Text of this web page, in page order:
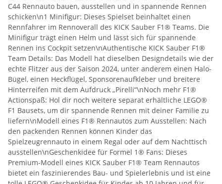
C44 Rennauto bauen, ausstellen und in spannende Rennen
schicken\n1 Minifigur: Dieses Spielset beinhaltet einen
Rennfahrer im Rennoverall des KICK Sauber F1® Teams. Die
Minifigur trägt einen Helm und lässt sich für spannende
Rennen ins Cockpit setzen\nAuthentische KICK Sauber F1®
Team Details: Das Modell hat dieselben Designdetails wie der
echte Flitzer aus der Saison 2024, unter anderem einen Halo-
Bügel, einen Heckflügel, Sponsorenaufkleber und breitere
Hinterreifen mit dem Aufdruck „Pirelli“\nNoch mehr F1®
Actionspaß: Hol dir noch weitere separat erhältliche LEGO®
F1 Bausets, um dir spannende Rennen mit deiner Familie zu
liefern\nModell eines F1® Rennautos zum Ausstellen: Nach
den packenden Rennen können Kinder das
Spielzeugrennauto in einem Regal oder auf dem Nachttisch
ausstellen\nGeschenkidee für Formel 1® Fans: Dieses
Premium-Modell eines KICK Sauber F1® Team Rennautos
bietet ein faszinierendes Bau- und Spielerlebnis und ist eine